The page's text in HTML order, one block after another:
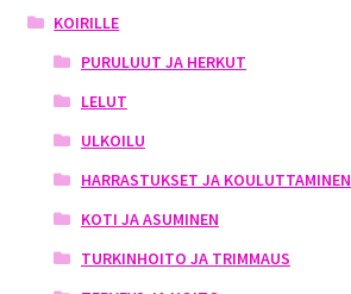
KOIRILLE
PURULUUT JA HERKUT
LELUT
ULKOILU
HARRASTUKSET JA KOULUTTAMINEN
KOTI JA ASUMINEN
TURKINHOITO JA TRIMMAUS